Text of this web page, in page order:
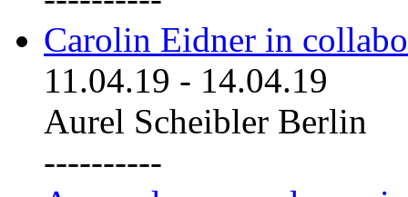
Carolin Eidner in
11.04.19 - 14.04.19
Aurel Scheibler Berlin
----------